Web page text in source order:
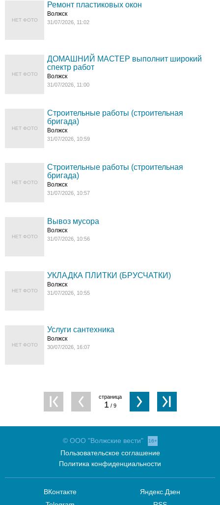
НЕТ ФОТО
Ремонт пластиковых окон
Волжск
31/07/2026, 11:02
НЕТ ФОТО
ДОМАШНИЙ МАСТЕР выполнит широкий
спектр работ
Волжск
31/07/2026, 11:00
НЕТ ФОТО
Строительные работы (строительная
бригада)
Волжск
31/07/2026, 10:59
НЕТ ФОТО
Строительные работы (строительная
бригада)
Волжск
31/07/2026, 10:57
НЕТ ФОТО
Вывоз мусора
Волжск
31/07/2026, 10:56
НЕТ ФОТО
УКЛАДКА ПЛИТКИ (БРУСЧАТКИ)
Волжск
31/07/2026, 10:55
НЕТ ФОТО
Услуги сантехника
Волжск
30/07/2026, 16:07
1 / 9
© ООО "Волжские вести" 16+
Пользовательское соглашение
Политика конфиденциальности
ВКонтакте
Яндекс.Дзен